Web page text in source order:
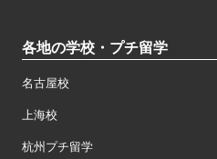
各地の学校・プチ留学
名古屋校
上海校
杭州プチ留学